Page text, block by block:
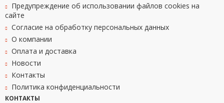
Предупреждение об использовании файлов cookies на
сайте
Согласие на обработку персональных данных
О компании
Оплата и доставка
Новости
Контакты
Политика конфиденциальности
КОНТАКТЫ